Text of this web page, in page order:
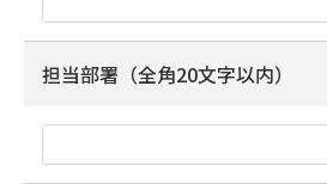
担当部署（全角20文字以内）